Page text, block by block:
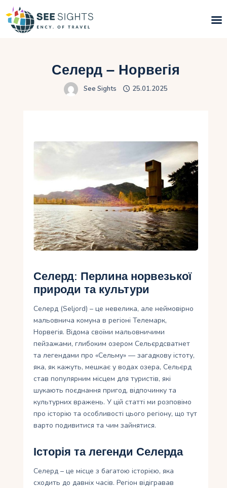
Гарячі тури
Інфо
Блог
Контакти
Укр
Селерд – Норвегія
See Sights 25.01.2025
Селерд: Перлина норвезької
природи та культури
Селерд (Seljord) – це невелика, але неймовірно
мальовнича комуна в регіоні Телемарк,
Норвегія. Відома своїми мальовничими
пейзажами, глибоким озером Сельєрдсватнет
та легендами про «Сельму» — загадкову істоту,
яка, як кажуть, мешкає у водах озера, Сельєрд
став популярним місцем для туристів, які
шукають поєднання пригод, відпочинку та
культурних вражень. У цій статті ми розповімо
про історію та особливості цього регіону, що тут
варто подивитися та чим зайнятися.
Історія та легенди Селерда
Селерд – це місце з багатою історією, яка
сходить до давніх часів. Регіон відігравав